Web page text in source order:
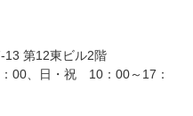
第12東ビル2階
00、日・祝 10：00～17：